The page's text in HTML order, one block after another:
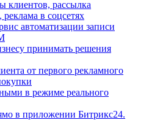
клиентов, рассылка
в соцсетях
автоматизации записи
принимать решения
от первого рекламного
в режиме реального
в приложении Битрикс24.